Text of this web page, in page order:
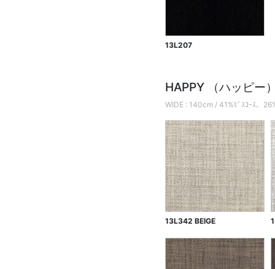
13L207
HAPPY （ハッピー
WIDE : 140cm / 41%ﾋﾞｽｺｰｽ、
13L342 BEIGE